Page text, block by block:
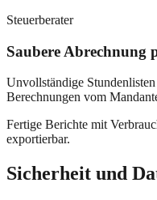
Steuerberater
Saubere Abrechnung
Unvollständige
Berechnungen vom
Fertige Berichte mit
exportierbar.
Sicherheit und